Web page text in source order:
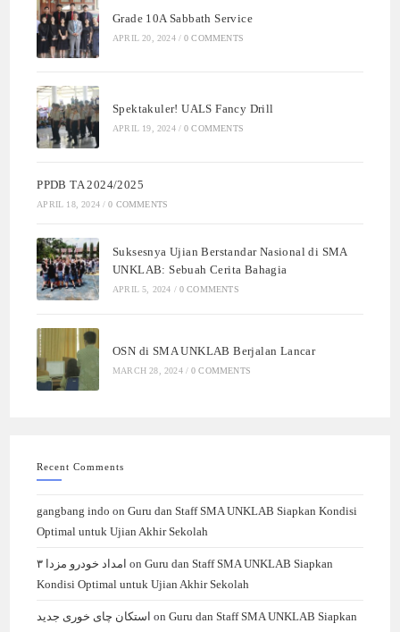
Grade 10A Sabbath Service
APRIL 20, 2024 / 0 COMMENTS
Spektakuler! UALS Fancy Drill
APRIL 19, 2024 / 0 COMMENTS
PPDB TA 2024/2025
APRIL 18, 2024 / 0 COMMENTS
Suksesnya Ujian Berstandar Nasional di SMA
UNKLAB: Sebuah Cerita Bahagia
APRIL 5, 2024 / 0 COMMENTS
OSN di SMA UNKLAB Berjalan Lancar
MARCH 28, 2024 / 0 COMMENTS
Recent Comments
gangbang indo onGuru dan Staff SMA UNKLAB Siapkan Kondisi
Optimal untuk Ujian Akhir Sekolah
امداد خودرو مزدا ۳ onGuru dan Staff SMA UNKLAB Siapkan
Kondisi Optimal untuk Ujian Akhir Sekolah
استکان چای خوری جدید onGuru dan Staff SMA UNKLAB Siapkan